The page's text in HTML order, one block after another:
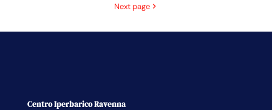
Next page
Centro Iperbarico Ravenna